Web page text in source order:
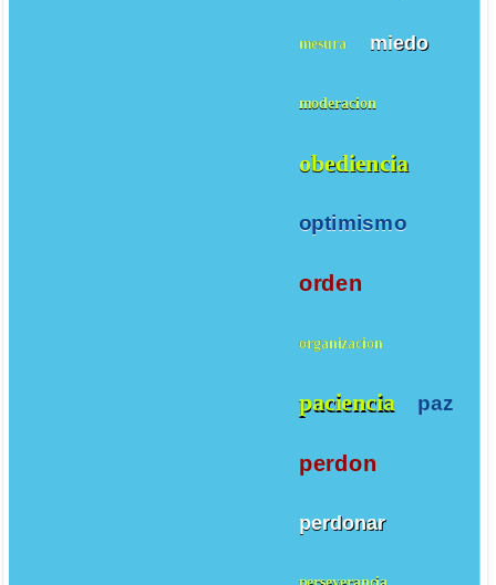
mesura miedo
moderacion
obediencia
optimismo
orden
organizacion
paciencia paz
perdon
perdonar